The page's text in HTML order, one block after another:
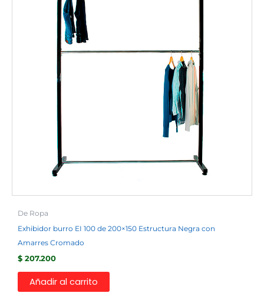
De Ropa
Exhibidor burro EI 100 de 200×150 Estructura Negra con
Amarres Cromado
$ 207.200
Añadir al carrito